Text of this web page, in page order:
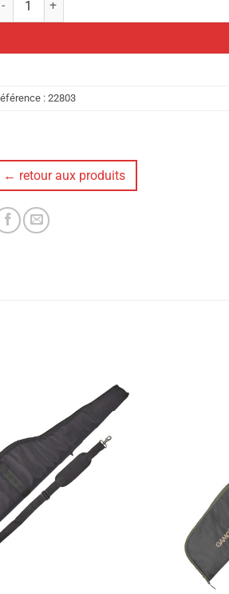
:22803
← retour aux produits
Ajouter
à la liste
de
souhaits